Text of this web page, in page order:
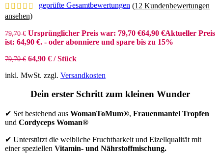
geprüfte Gesamtbewertungen (12 Kundenbewertungen
ansehen)
79,70€ Ursprünglicher Preis war: 79,70 €64,90 €Aktueller Preis
ist: 64,90 €. - oder abonniere und spare bis zu 15%
79,70€ 64,90 € /Stück
inkl. MwSt. zzgl. Versandkosten
Dein erster Schritt zum kleinen Wunder
✔ Set bestehend aus WomanToMum®, Frauenmantel Tropfen
und Cordyceps Woman®
✔ Unterstützt die weibliche Fruchtbarkeit und Eizellqualität mit
einer speziellen Vitamin- und Nährstoffmischung.